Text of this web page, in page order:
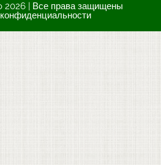
| Все права защищены